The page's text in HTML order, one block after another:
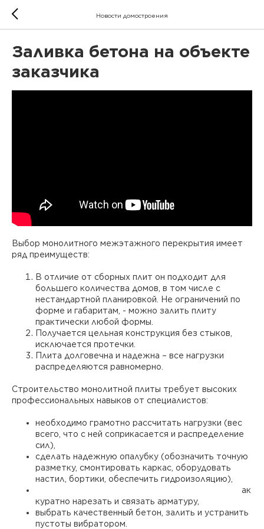
Новости домостроения
Заливка бетона на объекте
заказчика
Выбор монолитного межэтажного перекрытия имеет
ряд преимуществ:
В отличие от сборных плит он подходит для
большего количества домов, в том числе с
нестандартной планировкой. Не ограничений по
форме и габаритам, - можно залить плиту
практически любой формы.
Получается цельная конструкция без стыков,
исключается протечки.
Плита долговечна и надежна – все нагрузки
распределяются равномерно.
Строительство монолитной плиты требует высоких
профессиональных навыков от специалистов:
необходимо грамотно рассчитать нагрузки (вес
всего, что с ней соприкасается и распределение
сил),
сделать надежную опалубку (обозначить точную
разметку, смонтировать каркас, оборудовать
настил, бортики, обеспечить гидроизоляцию),
ак
куратно нарезать и связать арматуру,
выбрать качественный бетон, залить и устранить
пустоты вибратором.